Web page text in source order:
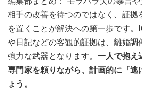
相手の改善を待つのではなく、証拠
を置くことが解決への第一歩です。
や日記などの客観的証拠は、離婚調
強力な武器となります。 一人で抱え
専門家を頼りながら、計画的に「逃
ょう。